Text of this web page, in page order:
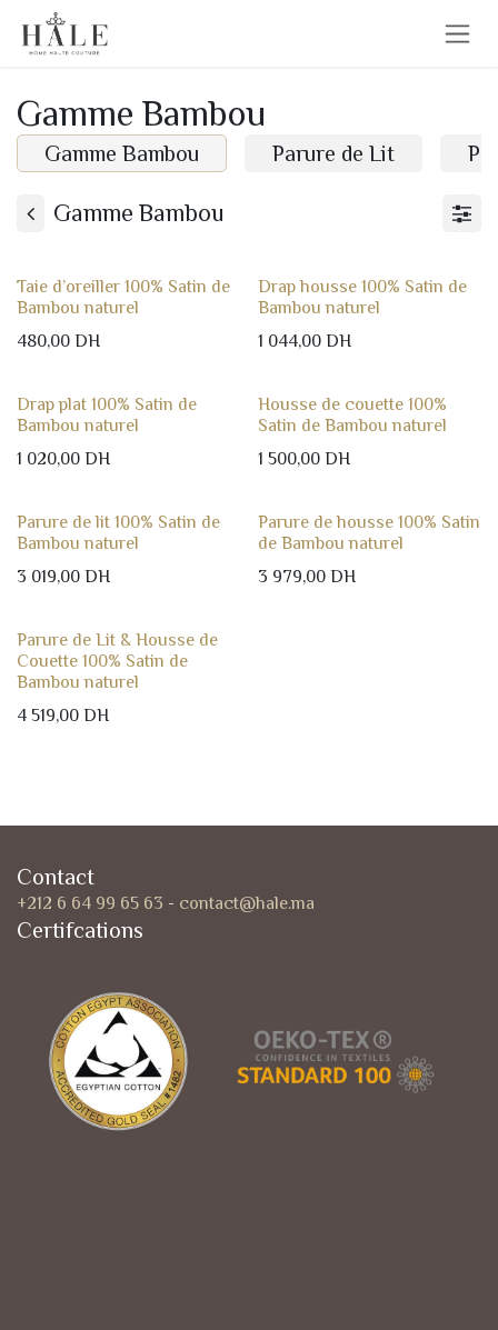
Se rendre au contenu
Gamme Bambou
Gamme Bambou Parure de Lit
Gamme Bambou
Taie d’oreiller 100% Satin de
Bambou naturel
480,00 DH
Drap housse 100% Satin de
Bambou naturel
1 044,00DH
Drap plat 100% Satin de
Bambou naturel
1 020,00 DH
Housse de couette 100%
Satin de Bambou naturel
1 500,00DH
Parure de lit 100% Satin de
Bambou naturel
3 019,00 DH
Parure de housse 100% Satin
de Bambou naturel
3 979,00DH
Parure de Lit & Housse de
Couette 100% Satin de
Bambou naturel
4 519,00 DH
Contact
+212 6 64 99 65 63 - contact@hale.ma
Certifcations